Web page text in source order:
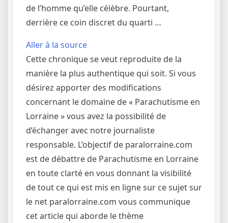
de l’homme qu’elle célèbre. Pourtant,
derrière ce coin discret du quarti …
Aller à la source
Cette chronique se veut reproduite de la
manière la plus authentique qui soit. Si vous
désirez apporter des modifications
concernant le domaine de « Parachutisme en
Lorraine » vous avez la possibilité de
d’échanger avec notre journaliste
responsable. L’objectif de paralorraine.com
est de débattre de Parachutisme en Lorraine
en toute clarté en vous donnant la visibilité
de tout ce qui est mis en ligne sur ce sujet sur
le net paralorraine.com vous communique
cet article qui aborde le thème